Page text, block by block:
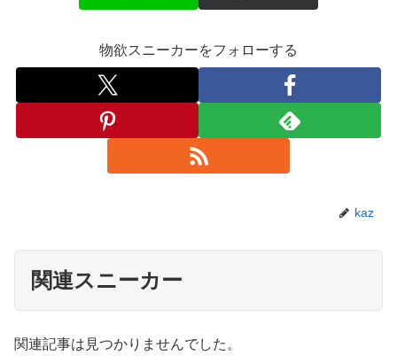
物欲スニーカーをフォローする
kaz
関連スニーカー
関連記事は見つかりませんでした。